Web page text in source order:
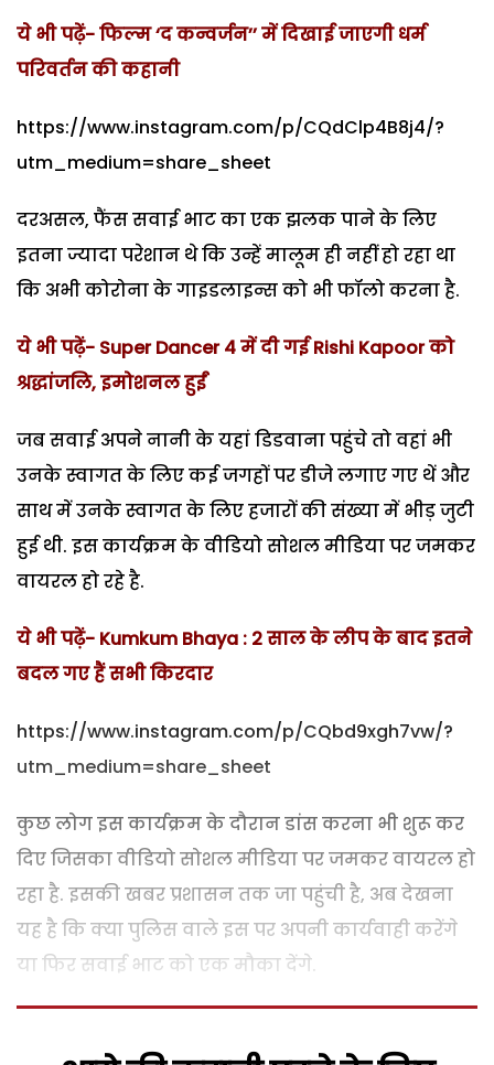
ये भी पढ़ें-फिल्म ‘द कन्वर्जन’’ में दिखाई जाएगी धर्म
परिवर्तन की कहानी
https://www.instagram.com/p/CQdClp4B8j4/?
utm_medium=share_sheet
दरअसल, फैंस सवाई भाट का एक झलक पाने के लिए
इतना ज्यादा परेशान थे कि उन्हें मालूम ही नहीं हो रहा था
कि अभी कोरोना के गाइडलाइन्स को भी फॉलो करना है.
ये भी पढ़ें- Super Dancer 4 में दी गई Rishi Kapoor को
श्रद्धांजलि, इमोशनल हुईं
जब सवाई अपने नानी के यहां डिडवाना पहुंचे तो वहां भी
उनके स्वागत के लिए कई जगहों पर डीजे लगाए गए थें और
साथ में उनके स्वागत के लिए हजारों की संख्या में भीड़ जुटी
हुई थी. इस कार्यक्रम के वीडियो सोशल मीडिया पर जमकर
वायरल हो रहे है.
ये भी पढ़ें- Kumkum Bhaya : 2 साल के लीप के बाद इतने
बदल गए हैं सभी किरदार
https://www.instagram.com/p/CQbd9xgh7vw/?
utm_medium=share_sheet
कुछ लोग इस कार्यक्रम के दौरान डांस करना भी शुरू कर
दिए जिसका वीडियो सोशल मीडिया पर जमकर वायरल हो
रहा है. इसकी खबर प्रशासन तक जा पहुंची है, अब देखना
यह है कि क्या पुलिस वाले इस पर अपनी कार्यवाही करेंगे
या फिर सवाई भाट को एक मौका देंगे.